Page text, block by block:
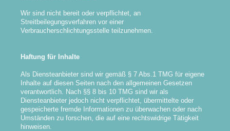
Wir sind nicht bereit oder verpflichtet, an
Streitbeilegungsverfahren vor einer
Verbraucherschlichtungsstelle teilzunehmen.
Haftung für Inhalte
Als Diensteanbieter sind wir gemäß § 7 Abs.1 TMG für eigene
Inhalte auf diesen Seiten nach den allgemeinen Gesetzen
verantwortlich. Nach §§ 8 bis 10 TMG sind wir als
Diensteanbieter jedoch nicht verpflichtet, übermittelte oder
gespeicherte fremde Informationen zu überwachen oder nach
Umständen zu forschen, die auf eine rechtswidrige Tätigkeit
hinweisen.